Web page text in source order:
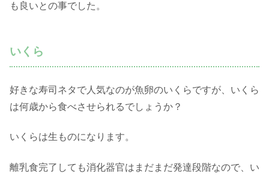
も良いとの事でした。
いくら
好きな寿司ネタで人気なのが魚卵のいくらですが、いくら
は何歳から食べさせられるでしょうか？
いくらは生ものになります。
離乳食完了しても消化器官はまだまだ発達段階なので、い